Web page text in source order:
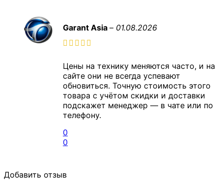
Garant Asia – 01.08.2026
Цены на технику меняются часто, и на
сайте они не всегда успевают
обновиться. Точную стоимость этого
товара с учётом скидки и доставки
подскажет менеджер — в чате или по
телефону.
0
0
Добавить отзыв